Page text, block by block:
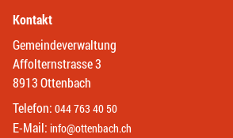
Kontakt
Gemeindeverwaltung
Affolternstrasse 3
8913 Ottenbach
Telefon: 044 763 40 50
E-Mail: info@ottenbach.ch